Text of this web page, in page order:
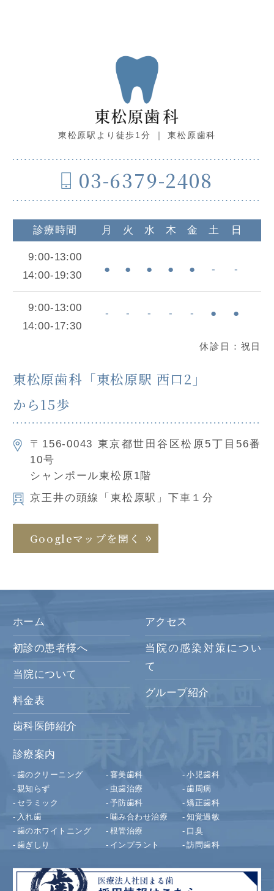
東松原駅より徒歩1分 ｜ 東松原歯科
診療時間 月 火 水 木 金 土 日
9:00-13:00
14:00-19:30
● ● ● ● ● - -
9:00-13:00
14:00-17:30
- - - - - ● ●
休診日：祝日
03-6379-2408
東松原⻭科「東松原駅 西口2」
から15歩
〒156-0043 東京都世田谷区松原5丁目56番
10号
シャンポール東松原1階
京王井の頭線「東松原駅」下車１分
Googleマップを開く
ホーム
初診の患者様へ
当院について
料金表
歯科医師紹介
アクセス
当院の感染対策につい
て
グループ紹介
診療案内
歯のクリーニング
親知らず
セラミック
入れ歯
歯のホワイトニング
歯ぎしり
審美歯科
虫歯治療
予防歯科
噛み合わせ治療
根管治療
インプラント
小児歯科
歯周病
矯正歯科
知覚過敏
口臭
訪問歯科